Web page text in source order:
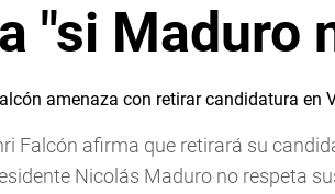
"si Maduro
Falcón afirma que retirará su
Nicolás Maduro no respeta